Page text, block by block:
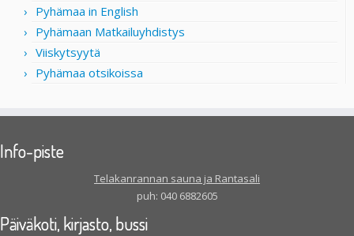
Pyhämaa in English
Pyhämaan Matkailuyhdistys
Viiskytsyytä
Pyhämaa otsikoissa
Info-piste
Telakanrannan sauna ja Rantasali
puh: 040 6882605
Päiväkoti, kirjasto, bussi